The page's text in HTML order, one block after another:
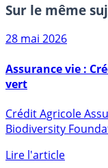
Sur le même
28 mai 2026
vert
Biodiversity